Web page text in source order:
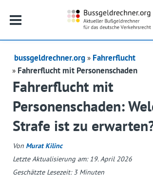
bussgeldrechner.org
Fahrerflucht
Fahrerflucht mit Personenschaden
Fahrerflucht mit
Personenschaden:
Strafe ist zu
Von Murat Kilinc
Letzte Aktualisierung am: 19. April 2026
Geschätzte Lesezeit:3 Minuten